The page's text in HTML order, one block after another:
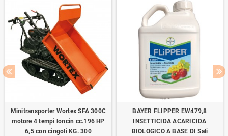
Minitransporter Wortex SFA 300C
motore 4 tempi loncin cc.196 HP
6,5 con cingoli KG. 300
BAYER FLIPPER EW479,8
INSETTICIDA ACARICIDA
BIOLOGICO A BASE DI Sali